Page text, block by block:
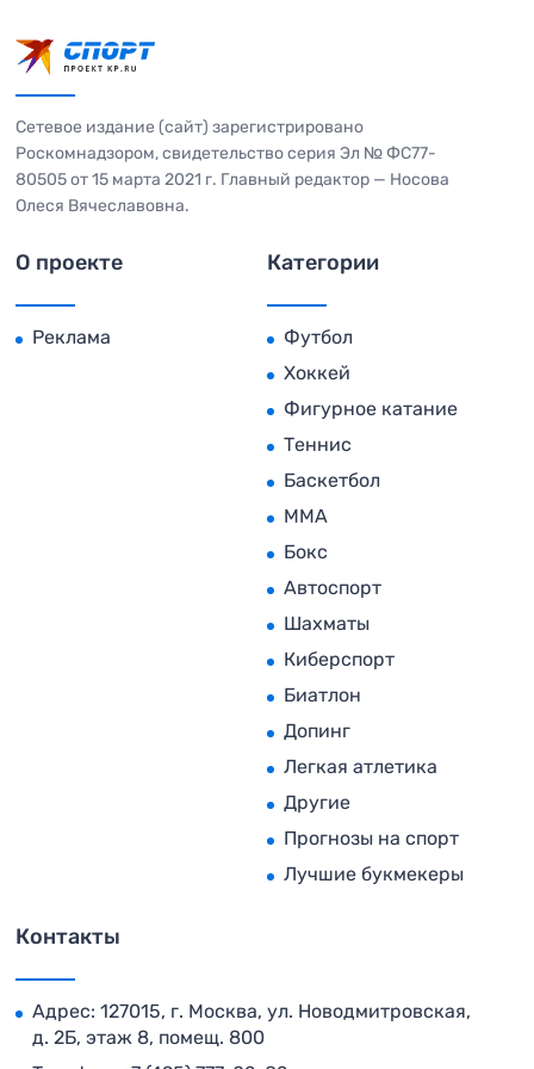
Сетевое издание (сайт) зарегистрировано
Роскомнадзором, свидетельство серия Эл № ФС77-
80505 от 15 марта 2021 г. Главный редактор — Носова
Олеся Вячеславовна.
О проекте
Реклама
Категории
Футбол
Хоккей
Фигурное катание
Теннис
Баскетбол
MMA
Бокс
Автоспорт
Шахматы
Киберспорт
Биатлон
Допинг
Легкая атлетика
Другие
Прогнозы на спорт
Лучшие букмекеры
Контакты
Адрес: 127015, г. Москва, ул. Новодмитровская,
д. 2Б, этаж 8, помещ. 800